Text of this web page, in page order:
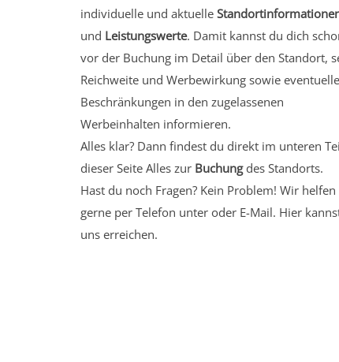
individuelle und aktuelle
und Leistungswerte. Damit kannst du dich
vor der Buchung im Detail über den Standort,
Reichweite und Werbewirkung sowie eventuelle
Beschränkungen in den zugelassenen
Werbeinhalten informieren.
Alles klar? Dann findest du direkt im unteren
dieser Seite Alles zur Buchungdes Standorts.
Hast du noch Fragen? Kein Problem! Wir
gerne per Telefon unter oder E-Mail. Hier
uns erreichen.